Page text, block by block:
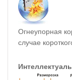
Огнеупорная
случае